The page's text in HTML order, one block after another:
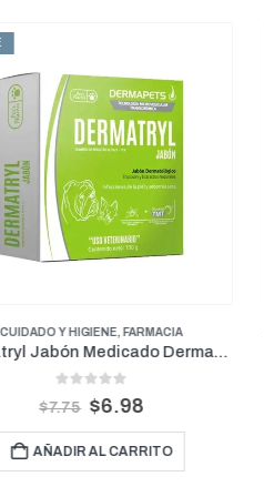
CUIDADO Y HIGIENE, FARMACIA
Dermatryl Jabón Medicado Dermapets 100 g
out of 5
$7.75 $6.98
AÑADIR AL CARRITO